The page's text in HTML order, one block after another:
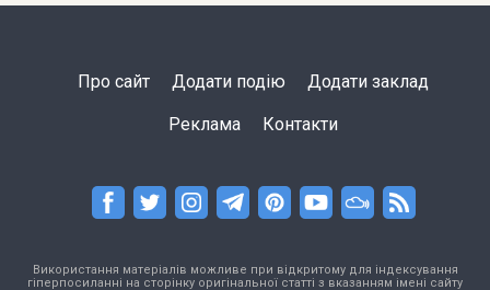
Про сайт Додати подію Додати заклад
Реклама Контакти
Використання матеріалів можливе при відкритому для індексування
гіперпосиланні на сторінку оригінальної статті з вказанням імені сайту